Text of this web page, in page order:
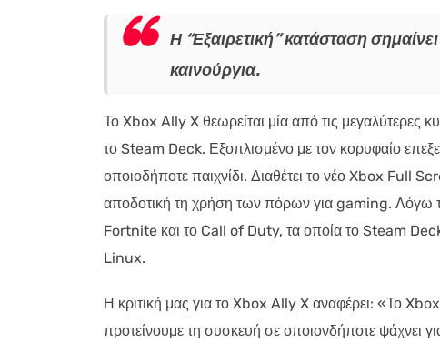
Η “Εξαιρετική” κατάσταση
καινούργια.
Το Xbox Ally X θεωρείται μία από τις
το Steam Deck. Εξοπλισμένο με τον κορυφαίο
οποιοδήποτε παιχνίδι. Διαθέτει το νέο Xbox Full
αποδοτική τη χρήση των πόρων για gaming. Λόγω
Fortnite και το Call of Duty, τα οποία το Steam
Linux.
Η κριτική μας για το Xbox Ally X αναφέρει: «Το
προτείνουμε τη συσκευή σε οποιονδήποτε ψάχνει